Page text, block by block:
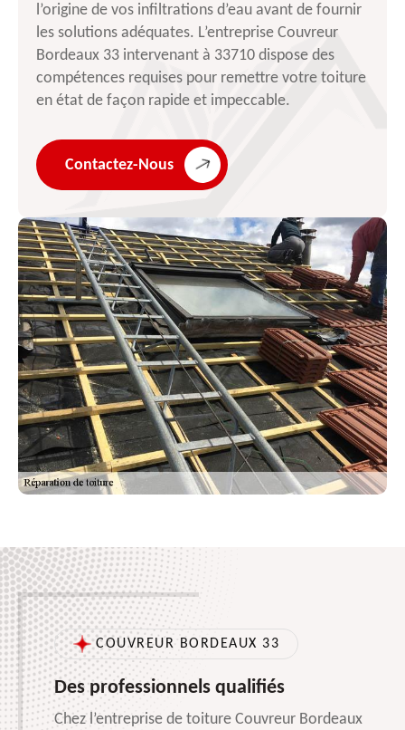
l’origine de vos infiltrations d’eau avant de fournir
les solutions adéquates. L’entreprise Couvreur
Bordeaux 33 intervenant à 33710 dispose des
compétences requises pour remettre votre toiture
en état de façon rapide et impeccable.
Contactez-Nous
COUVREUR BORDEAUX 33
Des professionnels qualifiés
Chez l’entreprise de toiture Couvreur Bordeaux